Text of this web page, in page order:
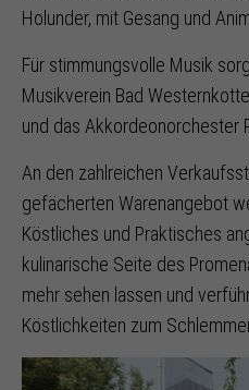
Holunder, mit Gesang und
Für stimmungsvolle Musik
Musikverein Bad
und das Akkordeonorchester
An den zahlreichen
gefächerten Warenangebot
Köstliches und Praktisches
kulinarische Seite des
mehr sehen lassen und
Köstlichkeiten zum